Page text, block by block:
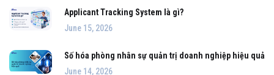
Applicant Tracking System là gì?
June 15, 2026
Số hóa phòng nhân sự quản trị doanh nghiệp hiệu quả
June 14, 2026